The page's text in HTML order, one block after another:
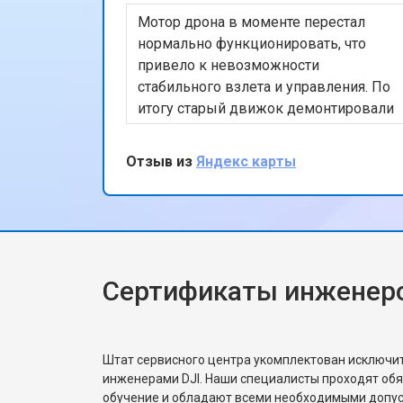
Мотор дрона в моменте перестал
нормально функционировать, что
привело к невозможности
стабильного взлета и управления. По
итогу старый движок демонтировали
и поставили новый. После тестового
полета, подписал бумаги и принял
коптер, сервисом остался доволен
Отзыв из Яндекс карты
Сертификаты
Штат сервисного центра укомплектован
инженерами DJI. Наши специалисты проходят
обучение и обладают всеми необходимыми